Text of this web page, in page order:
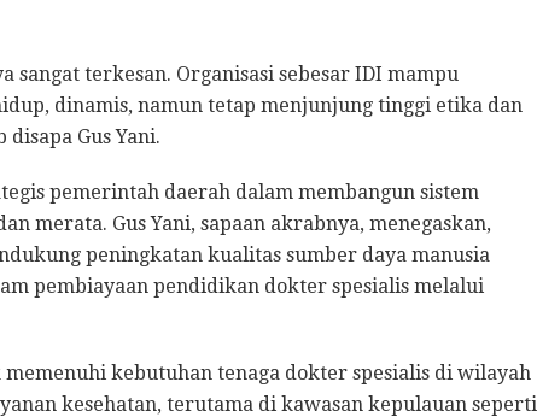
sangat terkesan. Organisasi sebesar IDI mampu
dinamis, namun tetap menjunjung tinggi etika dan
Gus Yani.
pemerintah daerah dalam membangun sistem
merata. Gus Yani, sapaan akrabnya, menegaskan,
peningkatan kualitas sumber daya manusia
pembiayaan pendidikan dokter spesialis melalui
kebutuhan tenaga dokter spesialis di wilayah
kesehatan, terutama di kawasan kepulauan seperti